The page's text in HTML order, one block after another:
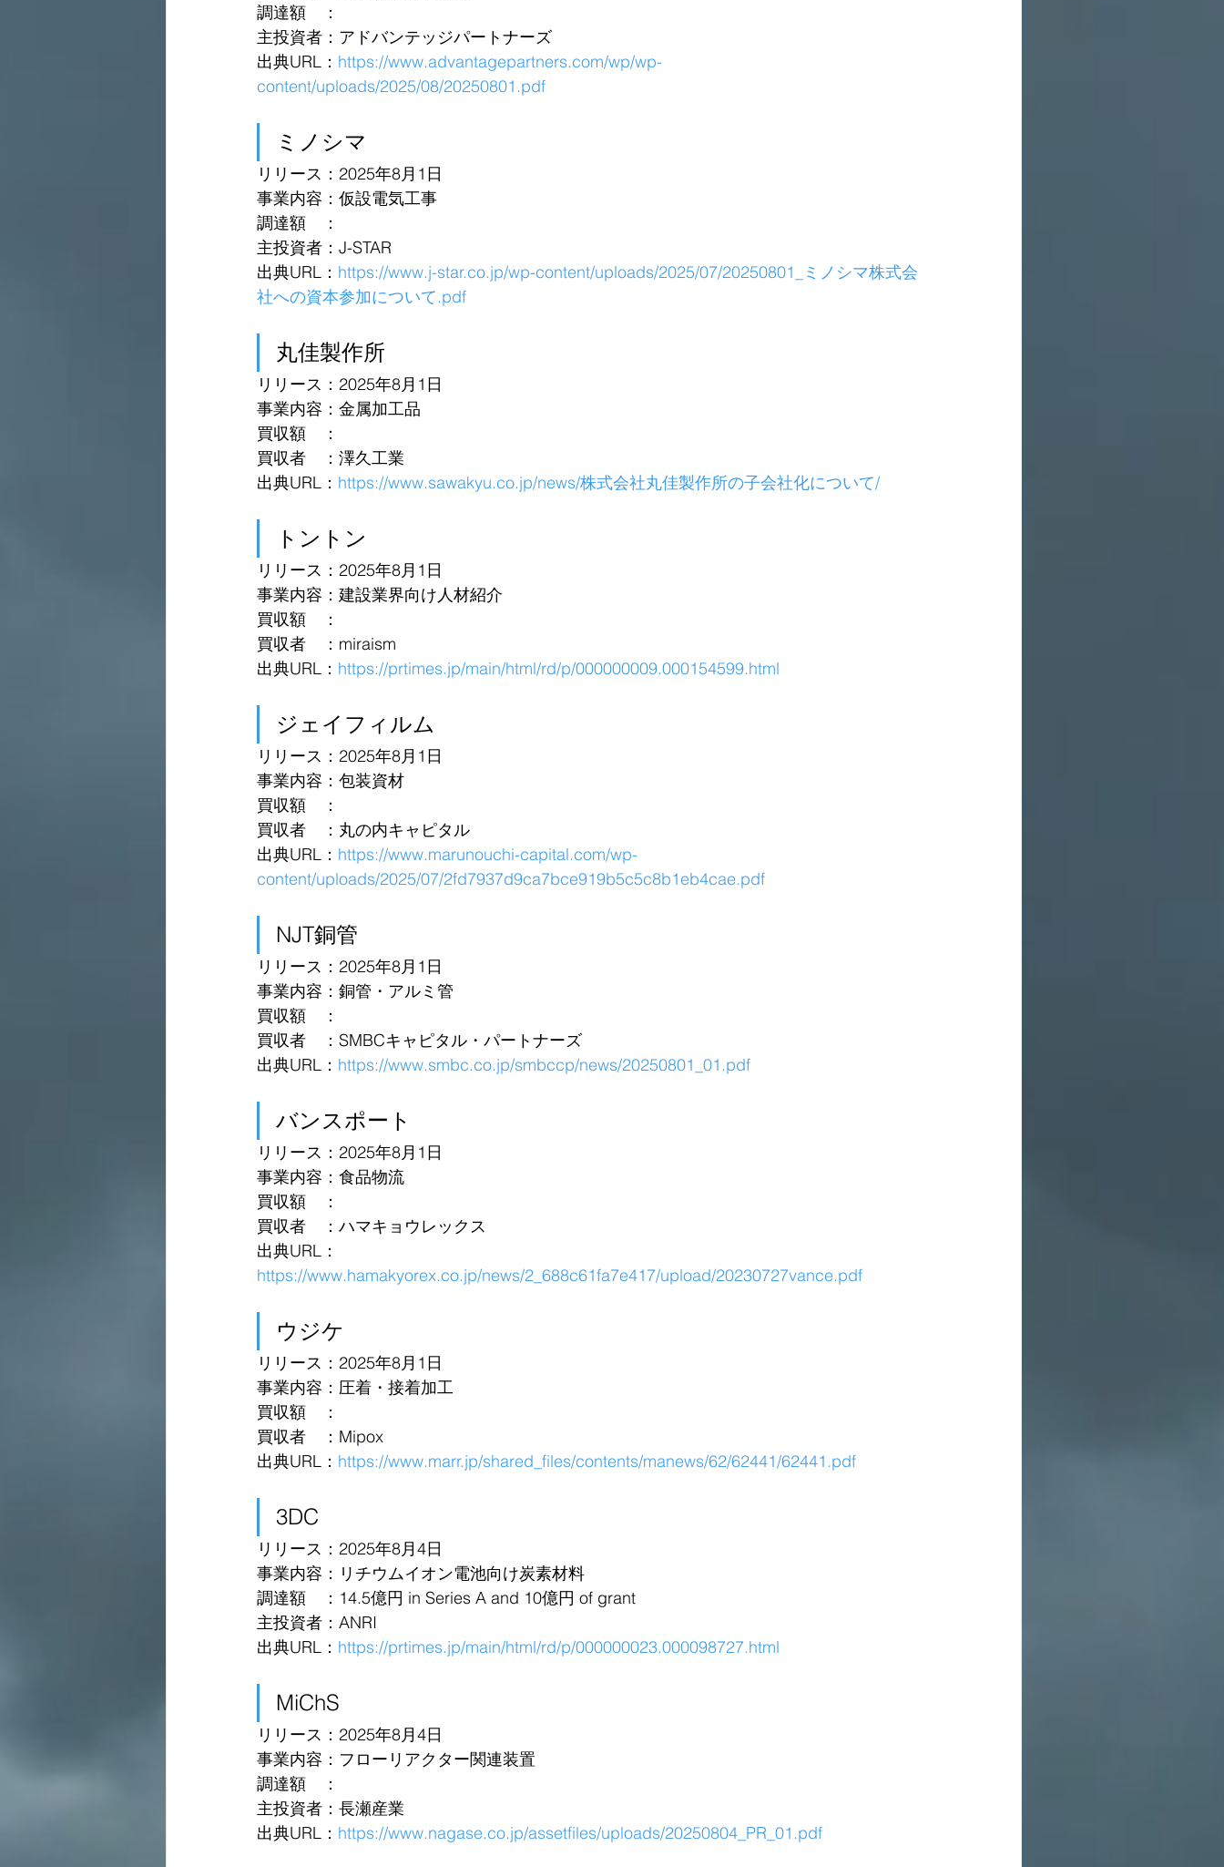
調達額　：
主投資者：アドバンテッジパートナーズ
出典URL： https://www.advantagepartners.com/wp/wp-
content/uploads/2025/08/20250801.pdf
ミノシマ
リリース：2025年8月1日
事業内容：仮設電気工事
調達額　：
主投資者：J-STAR
出典URL： https://www.j-star.co.jp/wp-content/uploads/2025/07/20250801_ミノシマ株式会
社への資本参加について.pdf
丸佳製作所
リリース：2025年8月1日
事業内容：金属加工品
買収額　：
買収者　：澤久工業
出典URL： https://www.sawakyu.co.jp/news/株式会社丸佳製作所の子会社化について/
トントン
リリース：2025年8月1日
事業内容：建設業界向け人材紹介
買収額　：
買収者　：miraism
出典URL： https://prtimes.jp/main/html/rd/p/000000009.000154599.html
ジェイフィルム
リリース：2025年8月1日
事業内容：包装資材
買収額　：
買収者　：丸の内キャピタル
出典URL： https://www.marunouchi-capital.com/wp-
content/uploads/2025/07/2fd7937d9ca7bce919b5c5c8b1eb4cae.pdf
NJT銅管
リリース：2025年8月1日
事業内容：銅管・アルミ管
買収額　：
買収者　：SMBCキャピタル・パートナーズ
出典URL： https://www.smbc.co.jp/smbccp/news/20250801_01.pdf
バンスポート
リリース：2025年8月1日
事業内容：食品物流
買収額　：
買収者　：ハマキョウレックス
出典URL：
https://www.hamakyorex.co.jp/news/2_688c61fa7e417/upload/20230727vance.pdf
ウジケ
リリース：2025年8月1日
事業内容：圧着・接着加工
買収額　：
買収者　：Mipox
出典URL： https://www.marr.jp/shared_files/contents/manews/62/62441/62441.pdf
3DC
リリース：2025年8月4日
事業内容：リチウムイオン電池向け炭素材料
調達額　：14.5億円 in Series A and 10億円 of grant
主投資者：ANRI
出典URL： https://prtimes.jp/main/html/rd/p/000000023.000098727.html
MiChS
リリース：2025年8月4日
事業内容：フローリアクター関連装置
調達額　：
主投資者：長瀬産業
出典URL： https://www.nagase.co.jp/assetfiles/uploads/20250804_PR_01.pdf